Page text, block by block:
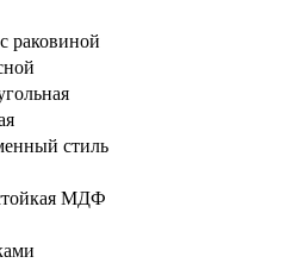
раковиной
стиль
МДФ